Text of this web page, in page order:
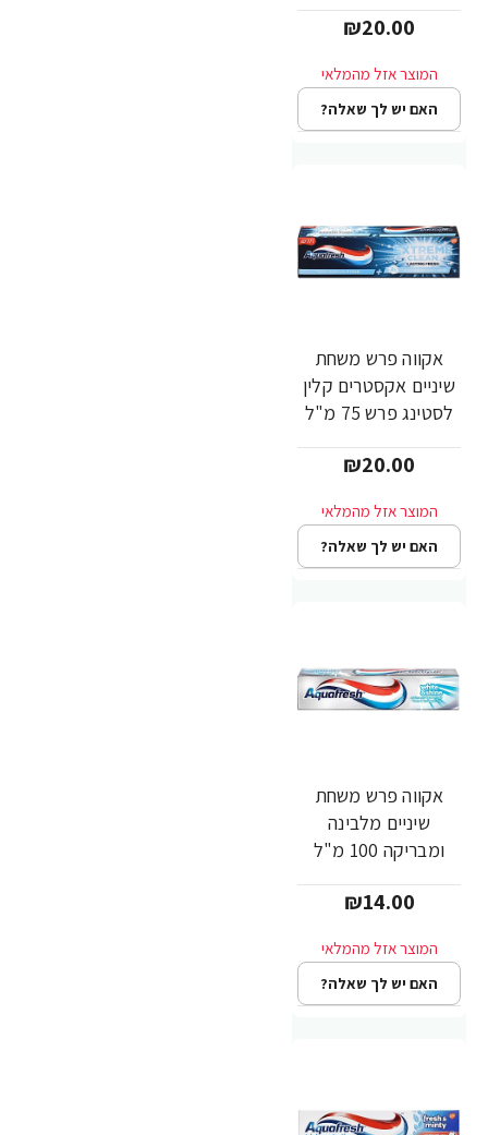
₪20.00
האם יש לך שאלה?
אקווה פרש משחת
שיניים אקסטרים קלין
לסטינג פרש 75 מ"ל
₪20.00
האם יש לך שאלה?
אקווה פרש משחת
שיניים מלבינה
ומבריקה 100 מ"ל
₪14.00
האם יש לך שאלה?